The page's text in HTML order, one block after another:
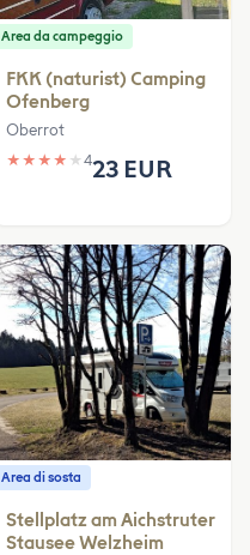
Area da campeggio
FKK (naturist) Camping
Ofenberg
Oberrot
★ ★ ★ ★ ★ 423 EUR
Area di sosta
Stellplatz am Aichstruter
Stausee Welzheim